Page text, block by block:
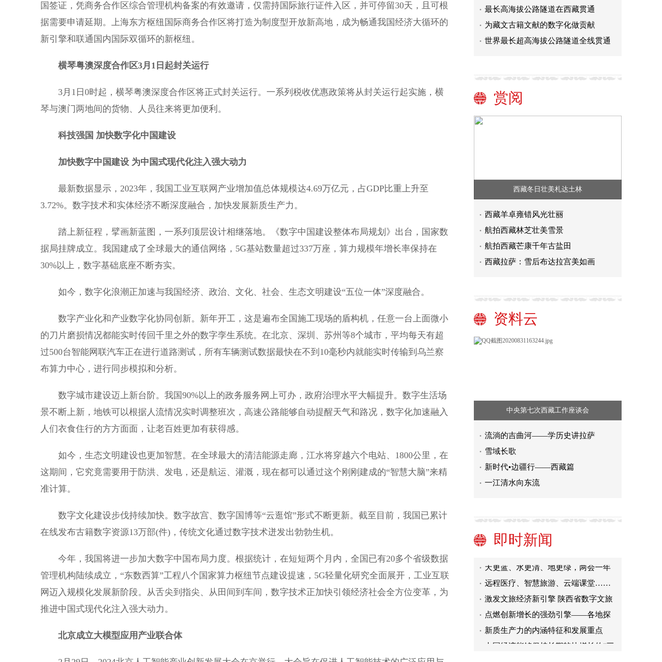
国签证，凭商务合作区综合管理机构备案的有效邀请，仅需持国际旅行证件入区，并可停留30天，且可根
据需要申请延期。上海东方枢纽国际商务合作区将打造为制度型开放新高地，成为畅通我国经济大循环的
新引擎和联通国内国际双循环的新枢纽。
横琴粤澳深度合作区3月1日起封关运行
3月1日0时起，横琴粤澳深度合作区将正式封关运行。一系列税收优惠政策将从封关运行起实施，横
琴与澳门两地间的货物、人员往来将更加便利。
科技强国 加快数字化中国建设
加快数字中国建设 为中国式现代化注入强大动力
最新数据显示，2023年，我国工业互联网产业增加值总体规模达4.69万亿元，占GDP比重上升至
3.72%。数字技术和实体经济不断深度融合，加快发展新质生产力。
踏上新征程，擘画新蓝图，一系列顶层设计相继落地。《数字中国建设整体布局规划》出台，国家数
据局挂牌成立。我国建成了全球最大的通信网络，5G基站数量超过337万座，算力规模年增长率保持在
30%以上，数字基础底座不断夯实。
如今，数字化浪潮正加速与我国经济、政治、文化、社会、生态文明建设“五位一体”深度融合。
数字产业化和产业数字化协同创新。新年开工，这是遍布全国施工现场的盾构机，任意一台上面微小
的刀片磨损情况都能实时传回千里之外的数字孪生系统。在北京、深圳、苏州等8个城市，平均每天有超
过500台智能网联汽车正在进行道路测试，所有车辆测试数据最快在不到10毫秒内就能实时传输到乌兰察
布算力中心，进行同步模拟和分析。
数字城市建设迈上新台阶。我国90%以上的政务服务网上可办，政府治理水平大幅提升。数字生活场
景不断上新，地铁可以根据人流情况实时调整班次，高速公路能够自动提醒天气和路况，数字化加速融入
人们衣食住行的方方面面，让老百姓更加有获得感。
如今，生态文明建设也更加智慧。在全球最大的清洁能源走廊，江水将穿越六个电站、1800公里，在
这期间，它究竟需要用于防洪、发电，还是航运、灌溉，现在都可以通过这个刚刚建成的“智慧大脑”来精
准计算。
数字文化建设步伐持续加快。数字故宫、数字国博等“云逛馆”形式不断更新。截至目前，我国已累计
在线发布古籍数字资源13万部(件)，传统文化通过数字技术迸发出勃勃生机。
今年，我国将进一步加大数字中国布局力度。根据统计，在短短两个月内，全国已有20多个省级数据
管理机构陆续成立，“东数西算”工程八个国家算力枢纽节点建设提速，5G轻量化研究全面展开，工业互联
网迈入规模化发展新阶段。从舌尖到指尖、从田间到车间，数字技术正加快引领经济社会全方位变革，为
推进中国式现代化注入强大动力。
北京成立大模型应用产业联合体
最长高海拔公路隧道在西藏贯通
为藏文古籍文献的数字化做贡献
世界最长超高海拔公路隧道全线贯通
赏阅
西藏冬日壮美札达土林
西藏羊卓雍错风光壮丽
航拍西藏林芝壮美雪景
航拍西藏芒康千年古盐田
西藏拉萨：雪后布达拉宫美如画
资料云
中央第七次西藏工作座谈会
流淌的吉曲河——学历史讲拉萨
雪域长歌
新时代•边疆行——西藏篇
一江清水向东流
即时新闻
布省级用水定额662项
焦点访谈：中国经济亮眼开局 系列举
间来看这份美丽“答卷”
远程医疗、智慧旅游、云端课堂……
十年来互联网带来这些新变化→
激发文旅经济新引擎 陕西省数字文旅
发展推进交流会举行
点燃创新增长的强劲引擎——各地探
索发展新质生产力调研(中)
新质生产力的内涵特征和发展重点
中国经济能够保持长期较快增长的“三